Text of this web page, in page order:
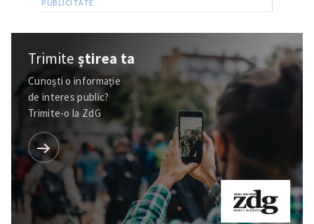
Trimiteștirea ta
Cunoști o informație
de interes public?
Trimite-o la ZdG